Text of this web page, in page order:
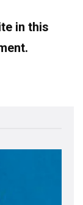
in this